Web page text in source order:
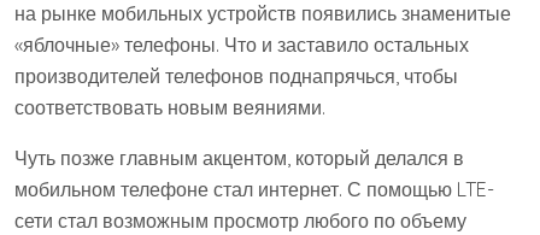
на рынке мобильных устройств появились знаменитые
«яблочные» телефоны. Что и заставило остальных
производителей телефонов поднапрячься, чтобы
соответствовать новым веяниями.
Чуть позже главным акцентом, который делался в
мобильном телефоне стал интернет. С помощью LTE-
сети стал возможным просмотр любого по объему